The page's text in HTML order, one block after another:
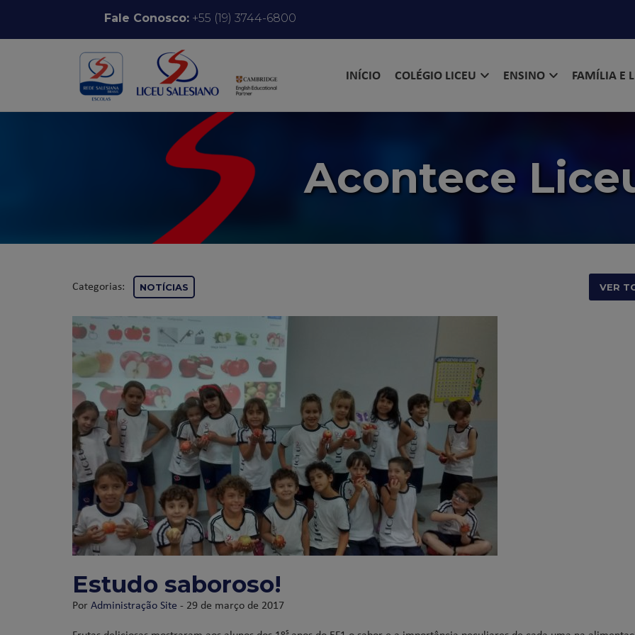
Pular para o conteúdoFale Conosco:+55 (19) 3744-6800
INÍCIO COLÉGIO LICEU ENSINO FAMÍLIA E
Acontece
Categorias: NOTÍCIAS VER
Estudo saboroso!
PorAdministração Site - 29 de março de 2017
s